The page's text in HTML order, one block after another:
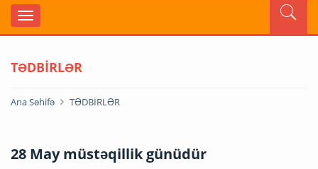
TƏDBİRLƏR
Ana Səhifə TƏDBİRLƏR
28 May müstəqillik günüdür